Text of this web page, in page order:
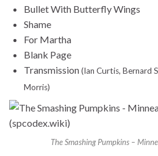
Bullet With Butterfly Wings
Shame
For Martha
Blank Page
Transmission(Ian Curtis, Bernard
Morris)
The Smashing Pumpkins –